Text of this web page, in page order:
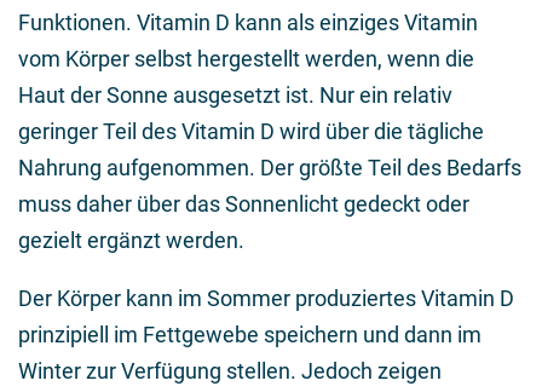
Funktionen. Vitamin D kann als einziges Vitamin
vom Körper selbst hergestellt werden, wenn die
Haut der Sonne ausgesetzt ist. Nur ein relativ
geringer Teil des Vitamin D wird über die tägliche
Nahrung aufgenommen. Der größte Teil des Bedarfs
muss daher über das Sonnenlicht gedeckt oder
gezielt ergänzt werden.
Der Körper kann im Sommer produziertes Vitamin D
prinzipiell im Fettgewebe speichern und dann im
Winter zur Verfügung stellen. Jedoch zeigen